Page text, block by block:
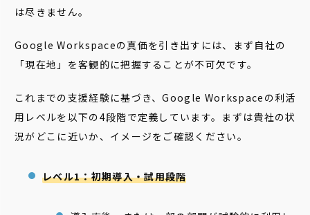
は尽きません。
Google Workspaceの真価を引き出すには、まず自社の
「現在地」を客観的に把握することが不可欠です。
これまでの支援経験に基づき、Google Workspaceの利活
用レベルを以下の4段階で定義しています。まずは貴社の状
況がどこに近いか、イメージをご確認ください。
レベル1：初期導入・試用段階